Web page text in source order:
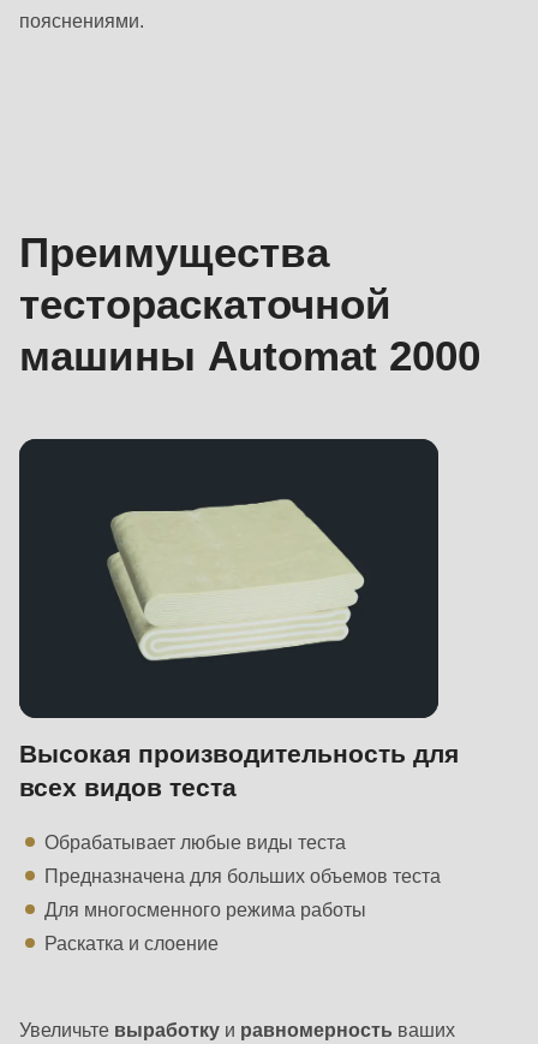
пояснениями.
Преимущества
тестораскаточной
машины Automat 2000
Высокая производительность для
всех видов теста
Обрабатывает любые виды теста
Предназначена для больших объемов теста
Для многосменного режима работы
Раскатка и слоение
Увеличьте выработку и равномерность ваших